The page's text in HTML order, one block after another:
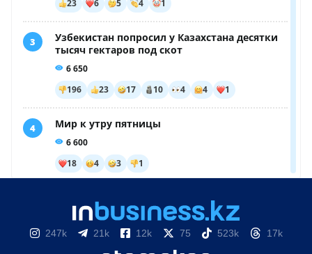
247k 21k 12k 75 523k 17k